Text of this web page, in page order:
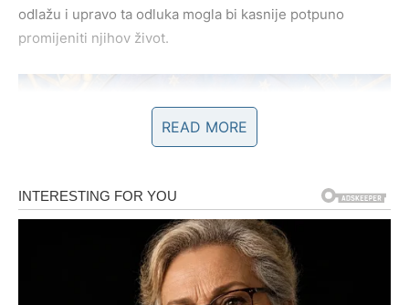
odlažu i upravo ta odluka mogla bi kasnije potpuno
promijeniti njihov život.
READ MORE